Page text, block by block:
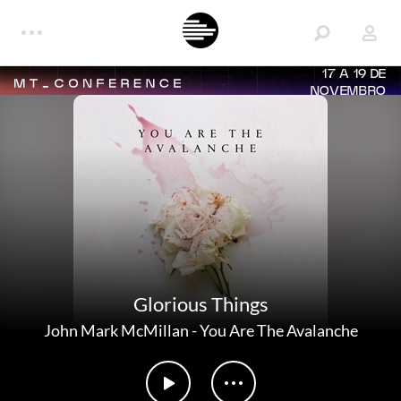
17 A 19 DE
NOVEMBRO
Glorious Things
John Mark McMillan-You Are The Avalanche